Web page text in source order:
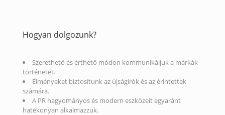
Hogyan dolgozunk?
Szerethető és érthető módon kommunikáljuk a márkák
történetét.
Élményeket biztosítunk az újságírók és az érintettek
számára.
A PR hagyományos és modern eszközeit egyaránt
hatékonyan alkalmazzuk.